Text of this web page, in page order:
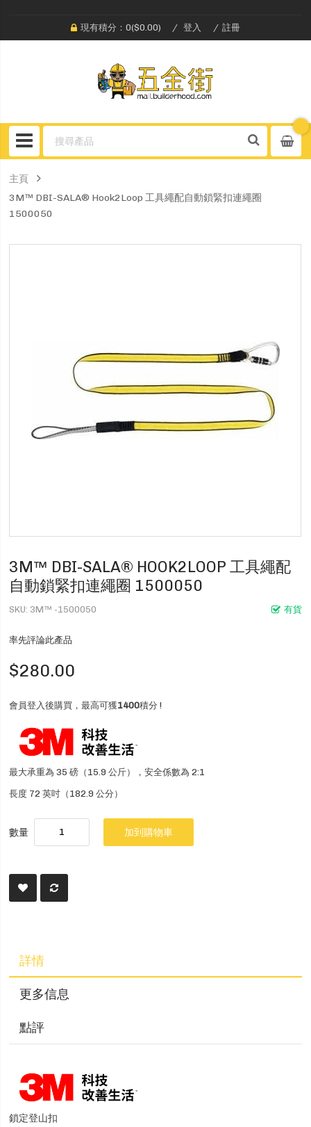
現有積分：0($0.00) 登入 註冊
主頁
3M™ DBI-SALA® Hook2Loop 工具繩配自動鎖緊扣連繩圈
1500050
3M™ DBI-SALA® HOOK2LOOP 工具繩配
自動鎖緊扣連繩圈 1500050
有貨
SKU 3M™ -1500050
率先評論此產品
$280.00
會員登入後購買，最高可獲1400積分 !
最大承重為 35 磅（15.9 公斤），安全係數為 2:1
長度 72 英吋（182.9 公分）
數量 加到購物車
詳情
更多信息
點評
鎖定登山扣